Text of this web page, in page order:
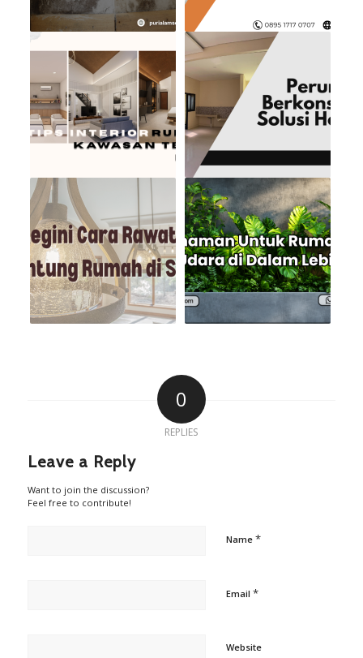
0
REPLIES
Leave a Reply
Want to join the discussion?
Feel free to contribute!
Name *
Email *
Website